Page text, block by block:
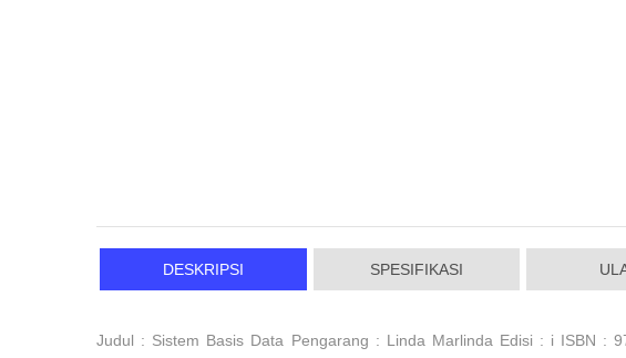
DESKRIPSI SPESIFIKASI
Judul : Sistem Basis Data Pengarang : Linda Marlinda Edisi : i ISBN :